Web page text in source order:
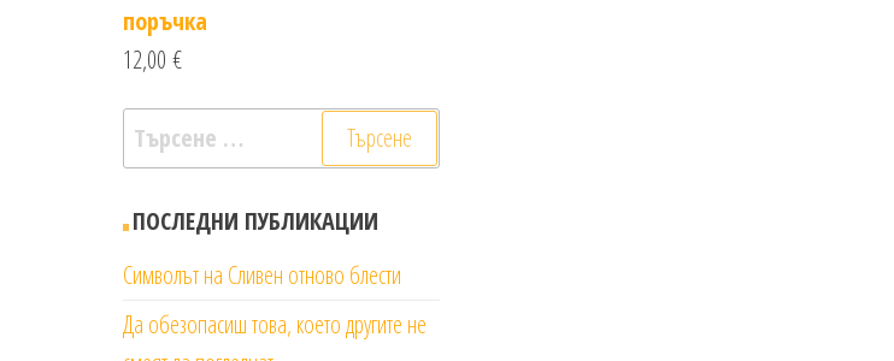
поръчка
12,00 €
Търсене
за:
ПОСЛЕДНИ ПУБЛИКАЦИИ
Символът на Сливен отново блести
Да обезопасиш това, което другите не